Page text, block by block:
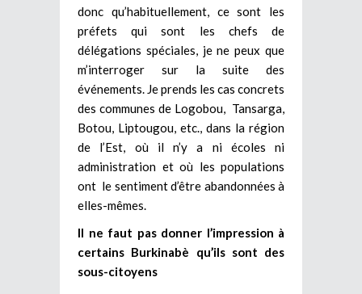
donc qu’habituellement, ce sont les
préfets qui sont les chefs de
délégations spéciales, je ne peux que
m’interroger sur la suite des
événements. Je prends les cas concrets
des communes de Logobou, Tansarga,
Botou, Liptougou, etc., dans la région
de l’Est, où il n’y a ni écoles ni
administration et où les populations
ont le sentiment d’être abandonnées à
elles-mêmes.
Il ne faut pas donner l’impression à
certains Burkinabè qu’ils sont des
sous-citoyens